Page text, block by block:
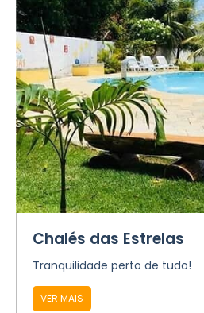
Chalés das Estrelas
Tranquilidade perto de tudo!
VER MAIS